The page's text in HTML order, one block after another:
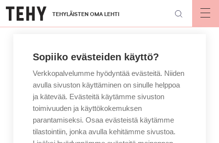
Hyppää
pääsisältöön
TEHYLÄISTEN OMA LEHTI
Sopiiko evästeiden käyttö?
Verkkopalvelumme hyödyntää evästeitä. Niiden
avulla sivuston käyttäminen on sinulle helppoa
ja kätevää. Evästeitä käytämme sivuston
toimivuuden ja käyttökokemuksen
parantamiseksi. Osaa evästeistä käytämme
tilastointiin, jonka avulla kehitämme sivustoa.